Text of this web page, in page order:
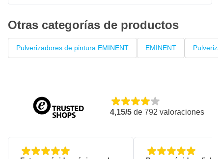
Otras categorías de productos
Pulverizadores de pintura EMINENT EMINENT
4,15/5 de 792 valoraciones